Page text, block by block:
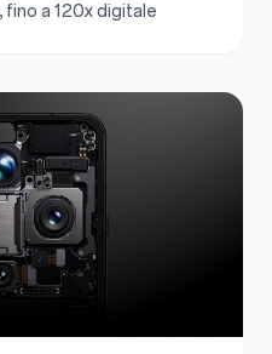
a 120x digitale